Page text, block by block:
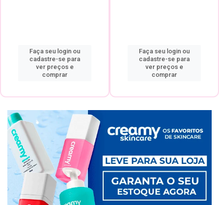
Faça seu login ou
cadastre-se para
ver preços e
comprar
Faça seu login ou
cadastre-se para
ver preços e
comprar